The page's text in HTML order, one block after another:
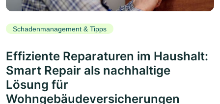
Schadenmanagement & Tipps
Effiziente Reparaturen im Haushalt:
Smart Repair als nachhaltige
Lösung für
Wohngebäudeversicherungen